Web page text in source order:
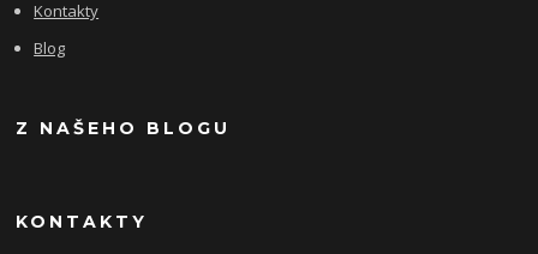
Kontakty
Blog
Z NAŠEHO BLOGU
KONTAKTY